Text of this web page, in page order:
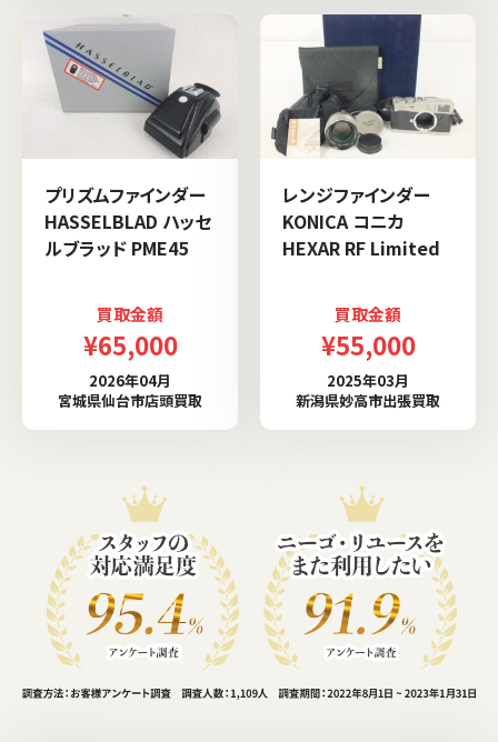
プリズムファインダー
HASSELBLAD ハッセ
ルブラッド PME45
買取金額
¥65,000
2026年04月
宮城県仙台市店頭買取
レンジファインダー
KONICA コニカ
HEXAR RF Limited
買取金額
¥55,000
2025年03月
新潟県妙高市出張買取